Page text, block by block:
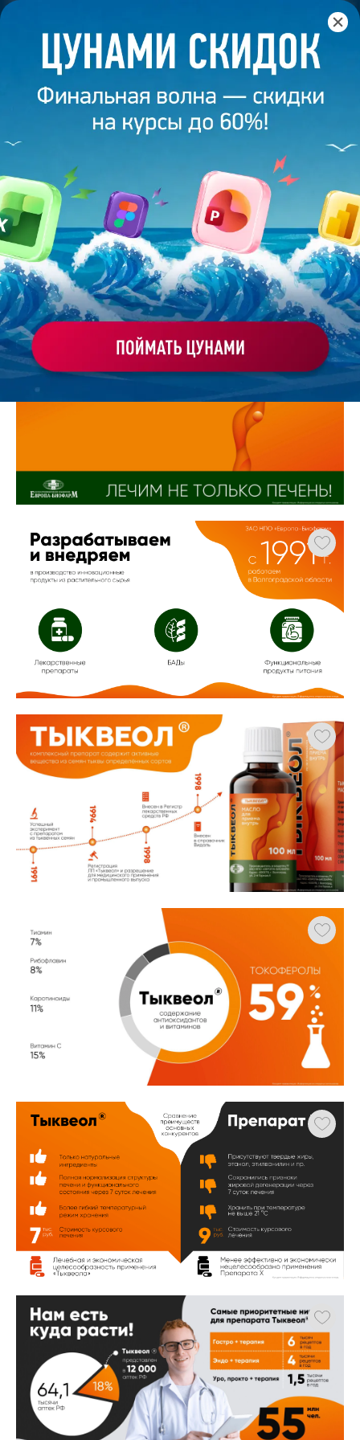
Главная /Банк слайдов / Презентация 256 – Елена
ПРЕЗЕНТАЦИЯ 256 - ЕЛЕНА
МАЛЬЧЕНКО
Моё избранное
Работа
студента
ХОЧУ ЗАКАЗАТЬ ТАКУЮ ПРЕЗЕНТАЦИЮ